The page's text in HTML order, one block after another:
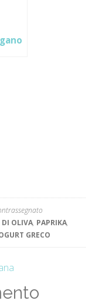
DI OLIVA, PAPRIKA,
GRECO